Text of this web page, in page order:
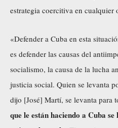
estrategia coercitiva en cualquier
«Defender a Cuba en esta
es defender las causas del
socialismo, la causa de la lucha
justicia social. Quien se levanta
dijo [José] Martí, se levanta para
que le están haciendo a Cuba